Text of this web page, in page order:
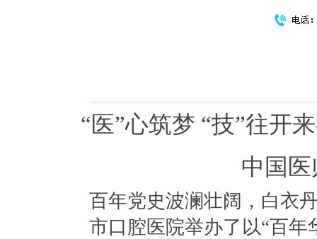
“医”心筑梦 “技”往开
中国
百年党史波澜壮阔，白衣
市口腔医院举办了以“百